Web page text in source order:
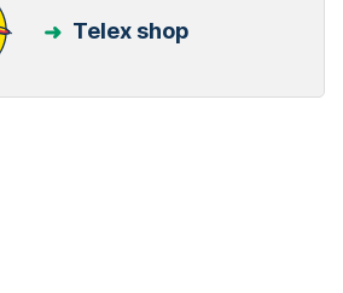
Telex shop